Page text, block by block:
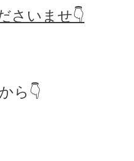
さいませ👇
ら👇